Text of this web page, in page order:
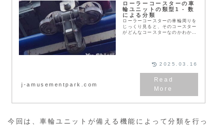
ローラーコースターの車
輪ユニットの類型1 - 数
による分類
ローラーコースターの車輪周りを
じっくり見ると、そのコースター
がどんなコースターなのかわかり
記事では、車輪ユニットの数や車
輪数からコースターを考えていま
j-amusementpark.com
2025.03.16
今回は、車輪ユニットが備える機能によって分類を行っ